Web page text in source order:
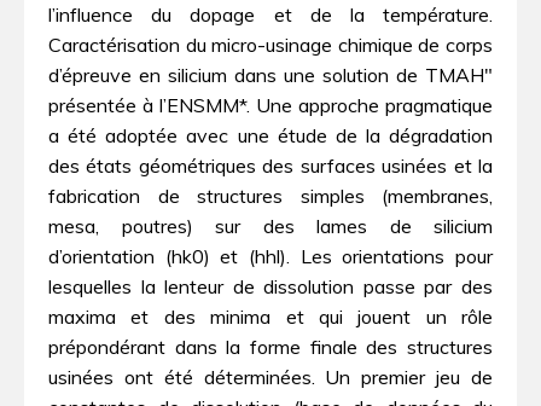
l’influence du dopage et de la température.
Caractérisation du micro-usinage chimique de corps
d’épreuve en silicium dans une solution de TMAH"
présentée à l’ENSMM*. Une approche pragmatique
a été adoptée avec une étude de la dégradation
des états géométriques des surfaces usinées et la
fabrication de structures simples (membranes,
mesa, poutres) sur des lames de silicium
d’orientation (hk0) et (hhl). Les orientations pour
lesquelles la lenteur de dissolution passe par des
maxima et des minima et qui jouent un rôle
prépondérant dans la forme finale des structures
usinées ont été déterminées. Un premier jeu de